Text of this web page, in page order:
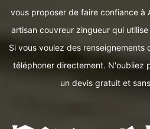
vous proposer de faire confiance à
artisan couvreur zingueur qui
Si vous voulez des renseignements
téléphoner directement. N'oubliez
un devis gratuit et